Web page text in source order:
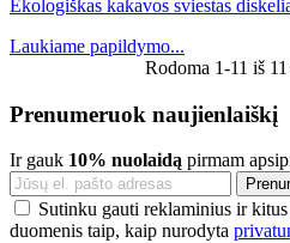
Ekologiškas kakavos sviestas
Laukiame papildymo...
Rodoma 1-11 iš
Prenumeruok naujienlaiškį
Ir gauk 10% nuolaidą pirmam
Sutinku gauti reklaminius ir
duomenis taip, kaip nurodyta